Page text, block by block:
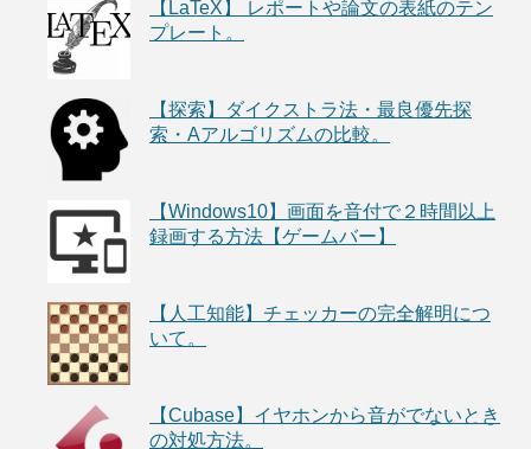
【LaTeX】 レポートや論文の表紙のテン
プレート。
【探索】ダイクストラ法・最良優先探
索・Aアルゴリズムの比較。
【Windows10】画面を音付で２時間以上
録画する方法【ゲームバー】
【人工知能】チェッカーの完全解明につ
いて。
【Cubase】イヤホンから音がでないとき
の対処方法。